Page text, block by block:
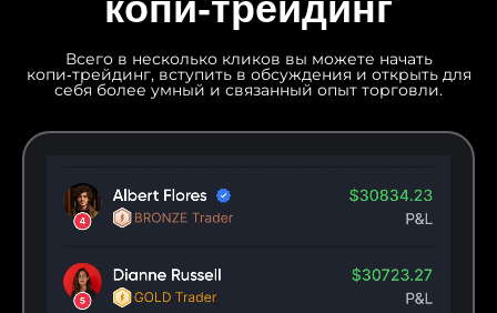
Всего в несколько кликов вы можете начать
копи‑трейдинг, вступить в обсуждения и открыть для
себя более умный и связанный опыт торговли.